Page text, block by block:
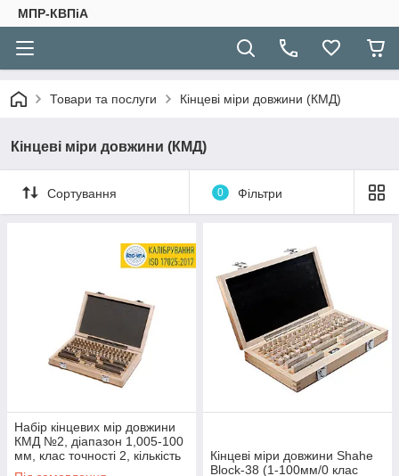
МПР-КВПіА
Товари та послуги Кінцеві міри довжини (КМД)
Кінцеві міри довжини (КМД)
Сортування 0 Фільтри
Набір кінцевих мір довжини
КМД №2, діапазон 1,005-100
мм, клас точності 2, кількість
38 мір, сталь, Україна
Кінцеві міри довжини Shahe
Block-38 (1-100мм/0 клас